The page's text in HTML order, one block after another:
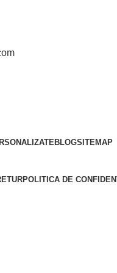
BLOGSITEMAP
POLITICA DE